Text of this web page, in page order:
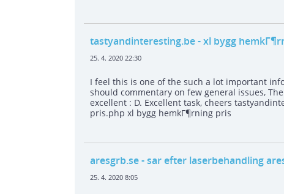
tastyandinteresting.be- xl bygg
25. 4. 2020 22:30
I feel this is one of the such a lot important
should commentary on few general issues,
excellent : D. Excellent task, cheers
pris.php xl bygg hemkГ¶rning pris
aresgrb.se- sar efter laserbehandling
25. 4. 2020 8:05